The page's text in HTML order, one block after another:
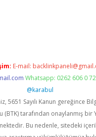
E-mail:
Whatsapp: 0262 606 0
@karabul
5651 Sayılı Kanun gereğince
tarafından onaylanmış bir
Bu nedenle, sitedeki